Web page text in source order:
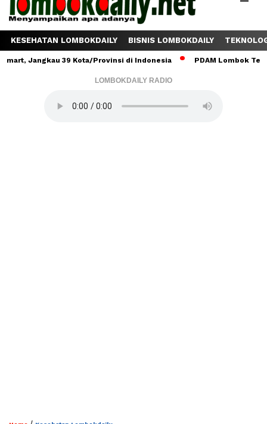
KESEHATAN LOMBOKDAILY BISNIS LOMBOKDAILY
39 Kota/Provinsi di Indonesia PDAM Lombok Tengah
LOMBOKDAILY RADIO